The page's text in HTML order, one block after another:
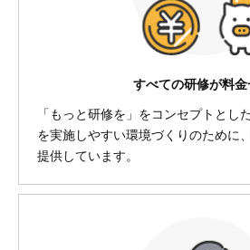
すべての研修が料
「もっと研修を」をコンセプトとし
を実施しやすい環境づくりのために
提供しています。